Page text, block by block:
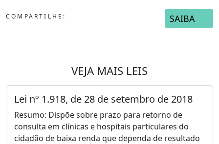
COMPARTILHE: SAIBA
VEJA MAIS LEIS
Lei nº 1.918, de 28 de setembro de 2018
Resumo: Dispõe sobre prazo para retorno de
consulta em clínicas e hospitais particulares do
cidadão de baixa renda que dependa de resultado